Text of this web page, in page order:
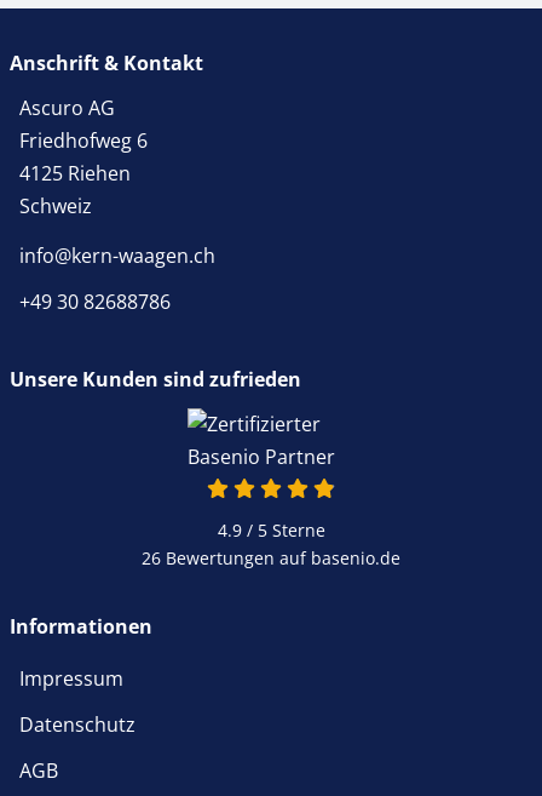
Anschrift & Kontakt
Ascuro AG
Friedhofweg 6
4125 Riehen
Schweiz
info@kern-waagen.ch
+49 30 82688786
Unsere Kunden sind zufrieden
4.9 / 5Sterne
26 Bewertungen auf basenio.de
Informationen
Impressum
Datenschutz
AGB